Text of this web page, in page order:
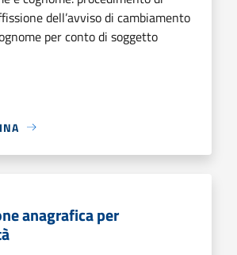
dell’avviso di cambiamento
per conto di soggetto
anagrafica per